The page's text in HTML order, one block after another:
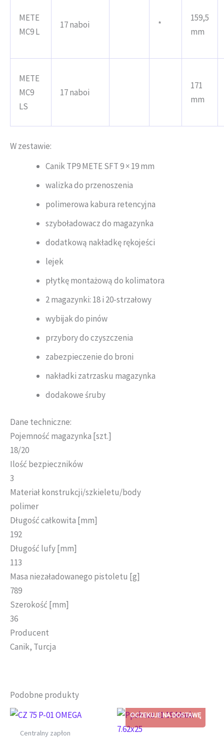
METE
MC9 L
17 naboi *
159,5
mm
METE
MC9
LS
17 naboi
171
mm
W zestawie:
Canik TP9 METE SFT 9 × 19 mm
walizka do przenoszenia
polimerowa kabura retencyjna
szyboładowacz do magazynka
dodatkową nakładkę rękojeści
lejek
płytkę montażową do kolimatora
2 magazynki: 18 i 20-strzałowy
wybijak do pinów
przybory do czyszczenia
zabezpieczenie do broni
nakładki zatrzasku magazynka
dodakowe śruby
Dane techniczne:
Pojemność magazynka [szt.]
18/20
Ilość bezpieczników
3
Materiał konstrukcji/szkieletu/body
polimer
Długość całkowita [mm]
192
Długość lufy [mm]
113
Masa niezaładowanego pistoletu [g]
789
Szerokość [mm]
36
Producent
Canik, Turcja
Podobne produkty
Centralny zapłon